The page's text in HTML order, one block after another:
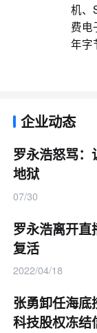
机、
费电
年字
企业动态
罗永浩怒骂：
地狱
07/30
罗永浩离开直
复活
2022/04/18
张勇卸任海
科技股权冻结